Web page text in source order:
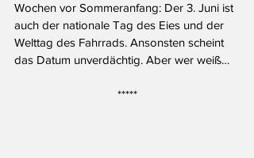
Wochen vor Sommeranfang: Der 3. Juni ist
auch der nationale Tag des Eies und der
Welttag des Fahrrads. Ansonsten scheint
das Datum unverdächtig. Aber wer weiß…
*****